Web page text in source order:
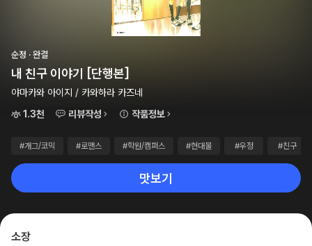
순정 · 완결
내 친구 이야기 [단행본]
야마카와 아이지 / 카와하라 카즈네
1.3천
리뷰작성 작품정보
#개그/코믹 #로맨스 #학원/캠퍼스 #현대물 #우정 #친구
맛보기
소장